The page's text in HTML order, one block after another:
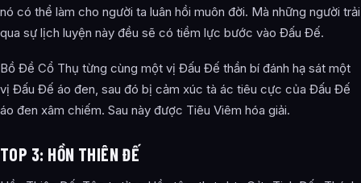
nó có thể làm cho người ta luân hồi muôn đời. Mà những người trải
qua sự lịch luyện này đều sẽ có tiềm lực bước vào Đấu Đế.
Bồ Đề Cổ Thụ từng cùng một vị Đấu Đế thần bí đánh hạ sát một
vị Đấu Đế áo đen, sau đó bị cảm xúc tà ác tiêu cực của Đấu Đế
áo đen xâm chiếm. Sau này được Tiêu Viêm hóa giải.
TOP 3: HỒN THIÊN ĐẾ